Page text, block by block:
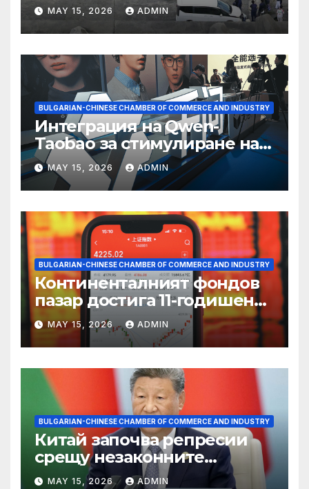
MAY 15, 2026 ADMIN
BULGARIAN-CHINESE CHAMBER OF COMMERCE AND INDUSTRY
Интеграция на Qwen-
Taobao за стимулиране на
пазаруването 618
MAY 15, 2026 ADMIN
BULGARIAN-CHINESE CHAMBER OF COMMERCE AND INDUSTRY
Континенталният фондов
пазар достига 11-годишен
връх
MAY 15, 2026 ADMIN
BULGARIAN-CHINESE CHAMBER OF COMMERCE AND INDUSTRY
Китай започва репресии
срещу незаконните
практики в сектора на TCM
MAY 15, 2026 ADMIN